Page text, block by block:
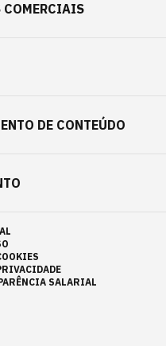
COMERCIAIS
DE CONTEÚDO
SALARIAL